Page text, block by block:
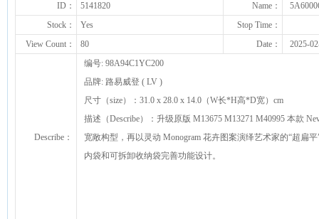
ID： 5141820 Name：
Stock：
Yes
Stop Time：
View Count：
80 Date： 2025-
Describe：
编号: 98A94C1YC200
品牌: 路易威登 ( LV )
尺寸（size）：31.0 x 28.0 x 14.0（W长*H高*D宽）cm
描述（Describe）：升级原版 M13675 M13271 M40995 本款
宽敞构型，再以灵动 Monogram 花卉图案演绎艺术家的“超扁
内袋和可拆卸收纳袋完善功能设计。